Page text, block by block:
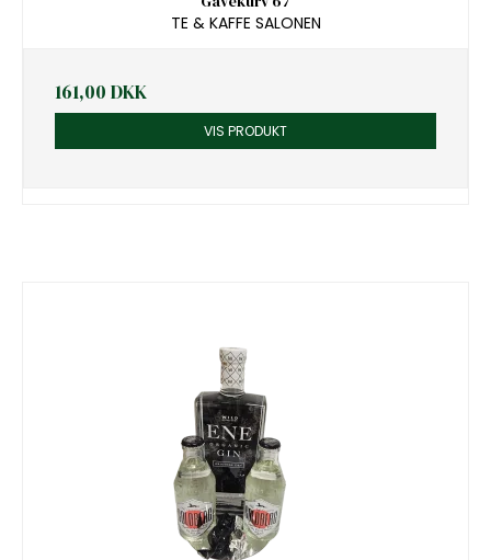
TE & KAFFE SALONEN
161,00 DKK
VIS PRODUKT